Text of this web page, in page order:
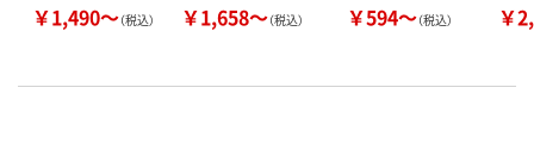
￥1,490～（税込） ￥1,658～（税込） ￥594～（税込） ￥